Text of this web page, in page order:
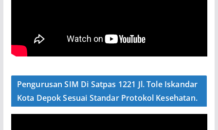
Pengurusan SIM Di Satpas 1221 Jl. Tole Iskandar
Kota Depok Sesuai Standar Protokol Kesehatan.